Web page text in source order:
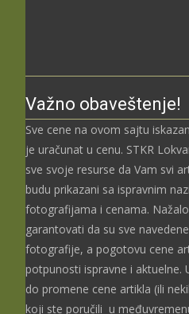
Važno obaveštenje!
Sve cene na ovom sajtu
je uračunat u cenu. STKR
sve svoje resurse da Vam svi
budu prikazani sa ispravnim
fotografijama i cenama.
garantovati da su sve
fotografije, a pogotovu cene
potpunosti ispravne i aktuelne.
do promene cene artikla (ili
koji ste poručili u